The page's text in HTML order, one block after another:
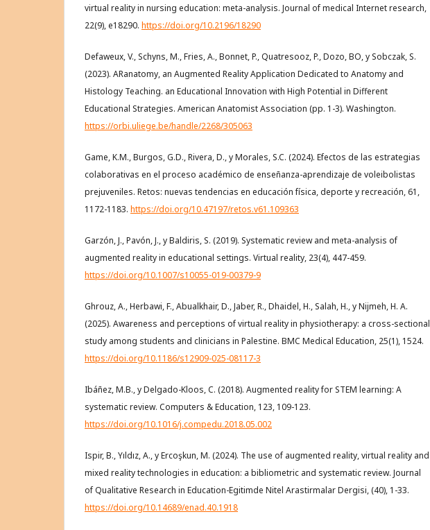
virtual reality in nursing education: meta-analysis. Journal of medical Internet research,
22(9), e18290. https://doi.org/10.2196/18290
Defaweux, V., Schyns, M., Fries, A., Bonnet, P., Quatresooz, P., Dozo, BO, y Sobczak, S.
(2023). ARanatomy, an Augmented Reality Application Dedicated to Anatomy and
Histology Teaching. an Educational Innovation with High Potential in Different
Educational Strategies. American Anatomist Association (pp. 1-3). Washington.
https://orbi.uliege.be/handle/2268/305063
Game, K.M., Burgos, G.D., Rivera, D., y Morales, S.C. (2024). Efectos de las estrategias
colaborativas en el proceso académico de enseñanza-aprendizaje de voleibolistas
prejuveniles. Retos: nuevas tendencias en educación física, deporte y recreación, 61,
1172-1183. https://doi.org/10.47197/retos.v61.109363
Garzón, J., Pavón, J., y Baldiris, S. (2019). Systematic review and meta-analysis of
augmented reality in educational settings. Virtual reality, 23(4), 447-459.
https://doi.org/10.1007/s10055-019-00379-9
Ghrouz, A., Herbawi, F., Abualkhair, D., Jaber, R., Dhaidel, H., Salah, H., y Nijmeh, H. A.
(2025). Awareness and perceptions of virtual reality in physiotherapy: a cross-sectional
study among students and clinicians in Palestine. BMC Medical Education, 25(1), 1524.
https://doi.org/10.1186/s12909-025-08117-3
Ibáñez, M.B., y Delgado-Kloos, C. (2018). Augmented reality for STEM learning: A
systematic review. Computers & Education, 123, 109-123.
https://doi.org/10.1016/j.compedu.2018.05.002
Ispir, B., Yıldız, A., y Ercoşkun, M. (2024). The use of augmented reality, virtual reality and
mixed reality technologies in education: a bibliometric and systematic review. Journal
of Qualitative Research in Education-Egitimde Nitel Arastirmalar Dergisi, (40), 1-33.
https://doi.org/10.14689/enad.40.1918